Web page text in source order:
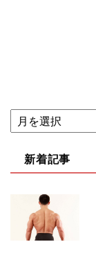
新着記事